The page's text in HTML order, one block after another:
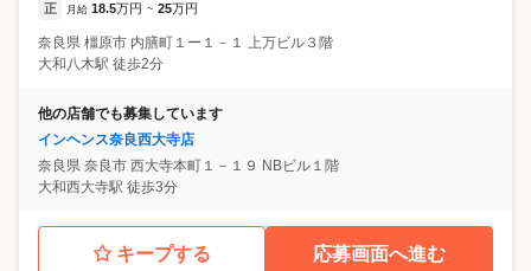
正 月給 18.5万円 ~ 25万円
奈良県 橿原市 内膳町１ー１－１ 上万ビル３階
大和八木駅 徒歩2分
他の店舗でも募集しています
インヘンス奈良西大寺店
奈良県 奈良市 西大寺本町１－１９ NBビル１階
大和西大寺駅 徒歩3分
キープする 応募画面へ進む